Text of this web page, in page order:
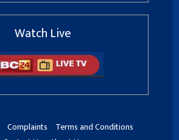
Watch Live
Complaints
Terms and Conditions